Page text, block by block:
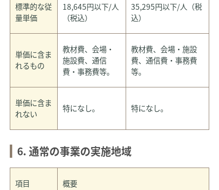
標準的な従
量単価
18,645円以下/人
（税込）
35,295円以下/人（税
込）
単価に含ま
れるもの
教材費、会場・
施設費、通信
費・事務費等。
教材費、会場・施設
費、通信費・事務費
等。
単価に含ま
れない
特になし。 特になし。
6. 通常の事業の実施地域
項目 概要